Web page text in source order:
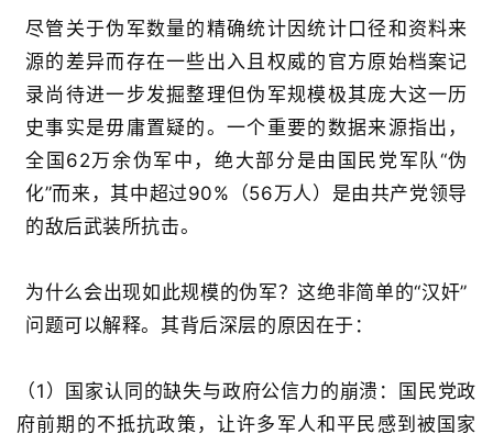
尽管关于伪军数量的精确统计因统计口径和资料来
源的差异而存在一些出入且权威的官方原始档案记
录尚待进一步发掘整理但伪军规模极其庞大这一历
史事实是毋庸置疑的。一个重要的数据来源指出，
全国 62万余伪军中，绝大部分是由国民党军队“伪
化”而来，其中超过90% （56万人）是由共产党领导
的敌后武装所抗击。
为什么会出现如此规模的伪军？这绝非简单的“汉奸”
问题可以解释。其背后深层的原因在于：
（1） 国家认同的缺失与政府公信力的崩溃 ：国民党政
府前期的不抵抗政策，让许多军人和平民感到被国家